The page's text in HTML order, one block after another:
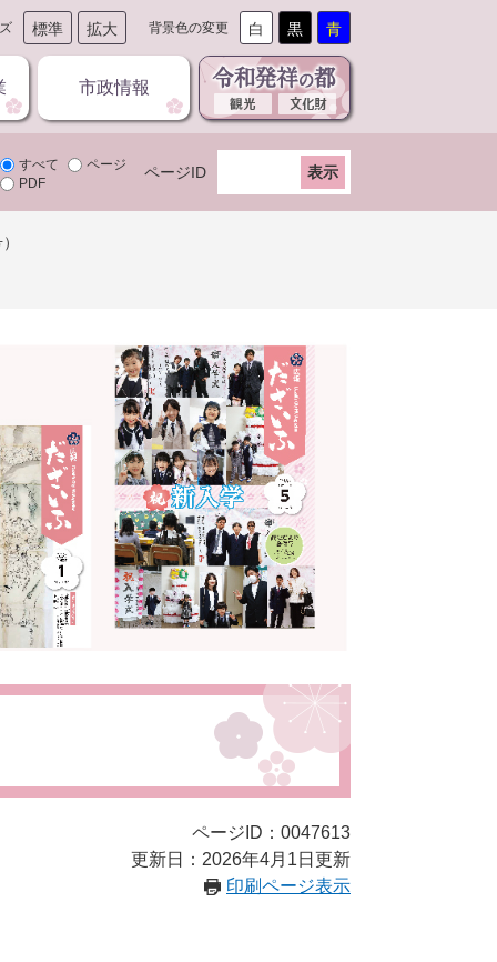
標準 拡大 背景色の変更 白 黒 青
市政情報
すべて
ページ
PDF
ページID
ページID：0047613
更新日：2026年4月1日更新
印刷ページ表示